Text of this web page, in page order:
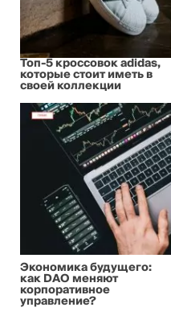
Топ-5 кроссовок adidas,
которые стоит иметь в
своей коллекции
Экономика будущего:
как DAO меняют
корпоративное
управление?